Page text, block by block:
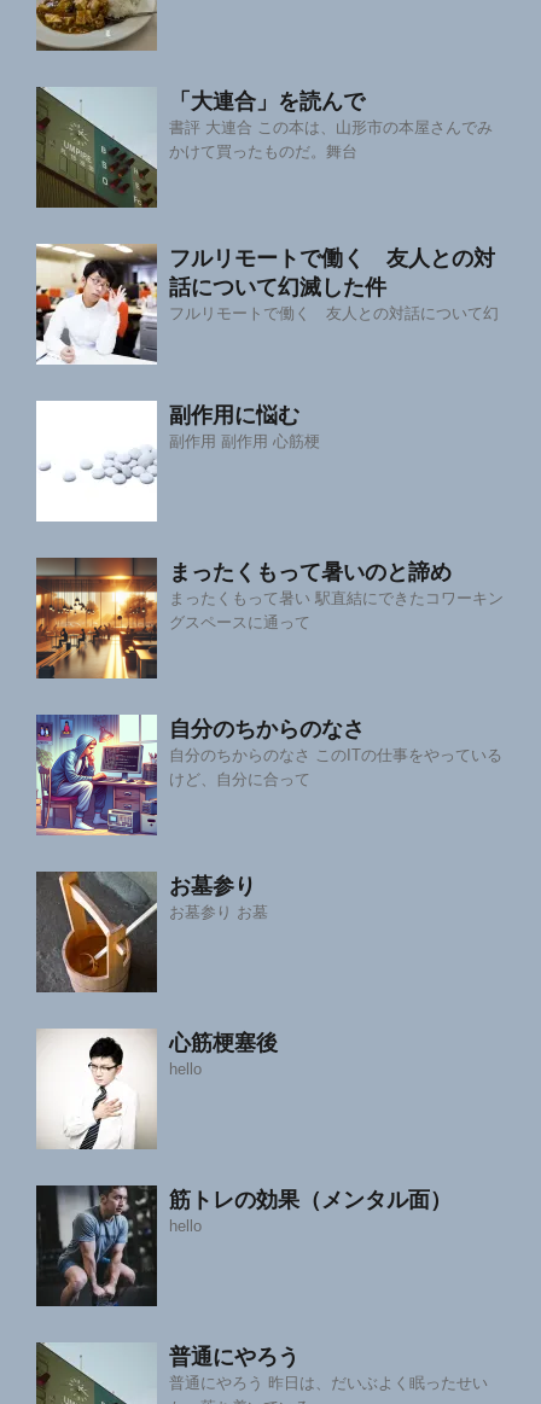
「大連合」を読んで
書評 大連合 この本は、山形市の本屋さんでみ
かけて買ったものだ。舞台
フルリモートで働く 友人との対
話について幻滅した件
フルリモートで働く 友人との対話について幻
副作用に悩む
副作用 副作用 心筋梗
まったくもって暑いのと諦め
まったくもって暑い 駅直結にできたコワーキン
グスペースに通って
自分のちからのなさ
自分のちからのなさ このITの仕事をやっている
けど、自分に合って
お墓参り
お墓参り お墓
心筋梗塞後
hello
筋トレの効果（メンタル面）
hello
普通にやろう
普通にやろう 昨日は、だいぶよく眠ったせい